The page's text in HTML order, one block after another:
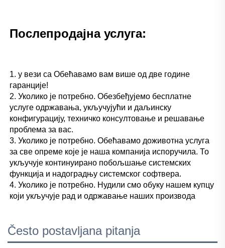
Послепродајна услуга:
1. у вези са Обећавамо вам више од две године
гаранције!
2. Уколико је потребно. Обезбеђујемо бесплатне
услуге одржавања, укључујући и даљинску
конфигурацију, техничко консултовање и решавање
проблема за вас.
3. Уколико је потребно. Обећавамо доживотна услуга
за све опреме које је наша компанија испоручила. То
укључује континуирано побољшање системских
функција и надоградњу системског софтвера.
4. Уколико је потребно. Нудили смо обуку нашем купцу
који укључује рад и одржавање наших производа
Često postavljana pitanja